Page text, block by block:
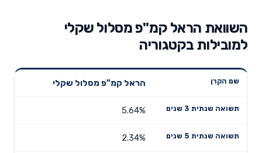
השוואת הראל קמ"פ מסלול שקלי
למובילות בקטגוריה
שנים
תשואה
הראל קמ"פ מסלול שקלי
5.64%
2.34%